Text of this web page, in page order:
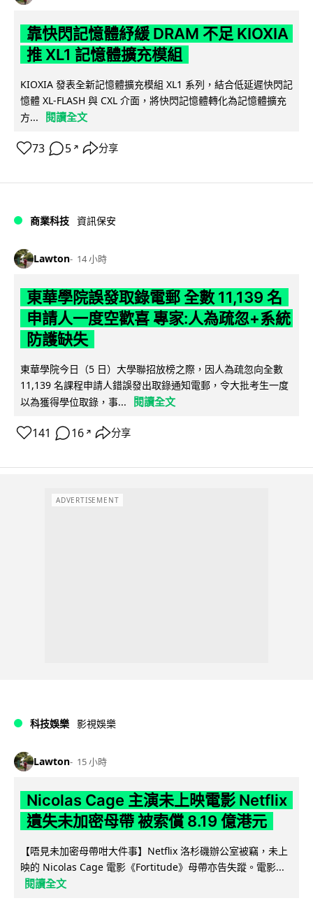
靠快閃記憶體紓緩 DRAM 不足 KIOXIA
推 XL1 記憶體擴充模組
KIOXIA 發表全新記憶體擴充模組 XL1 系列，結合低延遲快閃記
憶體 XL-FLASH 與 CXL 介面，將快閃記憶體轉化為記憶體擴充
方...
閱讀全文
73 5 ↗ 分享
商業科技 資訊保安
Lawton 14 小時
東華學院誤發取錄電郵 全數 11,139 名
申請人一度空歡喜 專家:人為疏忽+系統
防護缺失
東華學院今日（5 日）大學聯招放榜之際，因人為疏忽向全數
11,139 名課程申請人錯誤發出取錄通知電郵，令大批考生一度
以為獲得學位取錄，事...
閱讀全文
141 16 ↗ 分享
ADVERTISEMENT
科技娛樂 影視娛樂
Lawton 15 小時
Nicolas Cage 主演未上映電影 Netflix
遺失未加密母帶 被索償 8.19 億港元
【唔見未加密母帶咁大件事】Netflix 洛杉磯辦公室被竊，未上
映的 Nicolas Cage 電影《Fortitude》母帶亦告失蹤。電影...
閱讀全文